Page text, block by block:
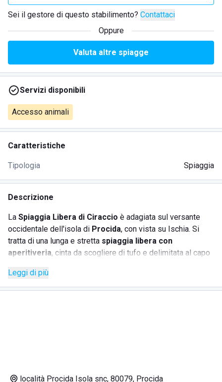
Sei il gestore di questo stabilimento? Contattaci
Oppure
Valuta altre spiagge
Servizi disponibili
Accesso animali
Caratteristiche
Tipologia Spiaggia
Descrizione
La Spiaggia Libera di Ciraccio è adagiata sul versante
occidentale dell'isola di Procida, con vista su Ischia. Si
tratta di una lunga e stretta spiaggia libera con
aperitiveria, cinta da scogliere di tufo e delimitata al capo
formata dasabbia scura di origine vulcanica
resto degli arenili isolani; le acque sono pulite e i fondali
Leggi di più
località Procida Isola snc, 80079, Procida